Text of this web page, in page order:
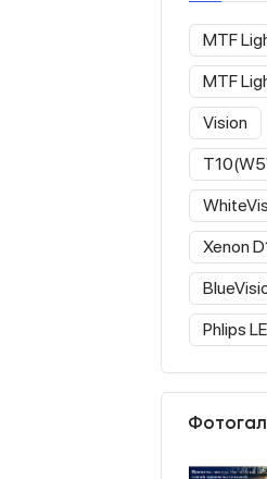
MTF
MTF
Vision
Xenon
Phlips